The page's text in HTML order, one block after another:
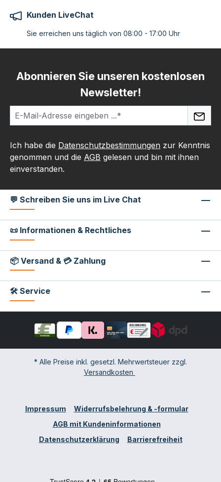
Kunden LiveChat
Sie erreichen uns täglich von 08:00 - 17:00 Uhr
Abonnieren Sie unseren kostenlosen
Newsletter!
Ich habe die Datenschutzbestimmungen zur Kenntnis
genommen und die AGB gelesen und bin mit ihnen
einverstanden.
💬 Schreiben Sie uns im Live Chat
📜 Informationen & Rechtliches
📦 Versand & 💳 Zahlung
🛠 Service
* Alle Preise inkl. gesetzl. Mehrwertsteuer zzgl.
Versandkosten
Impressum
Widerrufsbelehrung & -formular
AGB mit Kundeninformationen
Datenschutzerklärung
Barrierefreiheit